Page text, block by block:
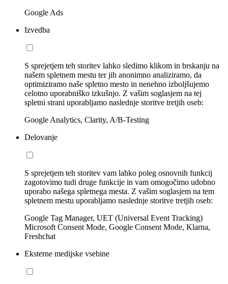
Google Ads
Izvedba
S sprejetjem teh storitev lahko sledimo klikom in brskanju na
našem spletnem mestu ter jih anonimno analiziramo, da
optimiziramo naše spletno mesto in nenehno izboljšujemo
celotno uporabniško izkušnjo. Z vašim soglasjem na tej
spletni strani uporabljamo naslednje storitve tretjih oseb:
Google Analytics, Clarity, A/B-Testing
Delovanje
S sprejetjem teh storitev vam lahko poleg osnovnih funkcij
zagotovimo tudi druge funkcije in vam omogočimo udobno
uporabo našega spletnega mesta. Z vašim soglasjem na tem
spletnem mestu uporabljamo naslednje storitve tretjih oseb:
Google Tag Manager, UET (Universal Event Tracking)
Microsoft Consent Mode, Google Consent Mode, Klarna,
Freshchat
Eksterne medijske vsebine